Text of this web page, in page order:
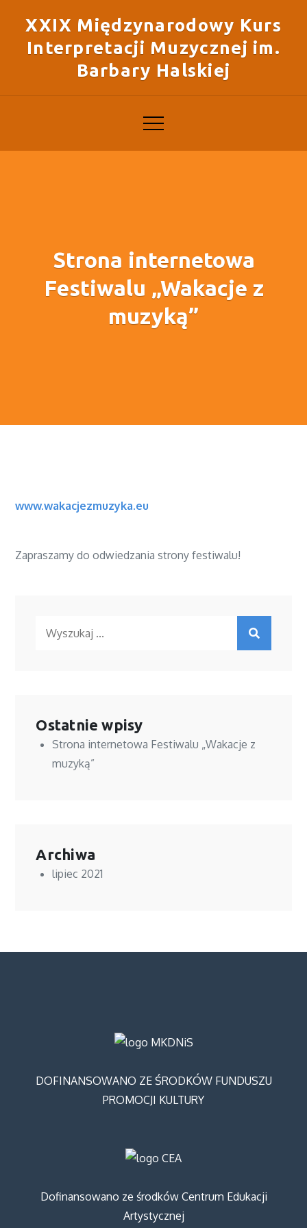
XXIX Międzynarodowy Kurs
Interpretacji Muzycznej im.
Barbary Halskiej
Strona internetowa
Festiwalu „Wakacje z
muzyką”
www.wakacjezmuzyka.eu
Zapraszamy do odwiedzania strony festiwalu!
Ostatnie wpisy
Strona internetowa Festiwalu „Wakacje z
muzyką”
Archiwa
lipiec 2021
DOFINANSOWANO ZE ŚRODKÓW FUNDUSZU
PROMOCJI KULTURY
Dofinansowano ze środków Centrum Edukacji
Artystycznej